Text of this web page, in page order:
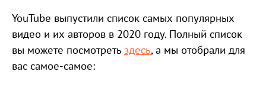
YouTube выпустили список самых популярных
видео и их авторов в 2020 году. Полный список
вы можете посмотреть здесь, а мы отобрали для
вас самое-самое: